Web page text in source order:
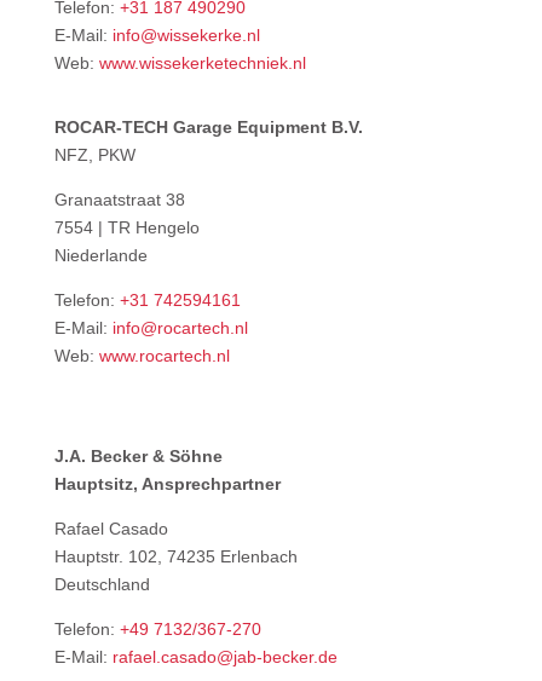
Telefon: +31 187 490290
E-Mail: info@wissekerke.nl
Web: www.wissekerketechniek.nl
ROCAR-TECH Garage Equipment B.V.
NFZ, PKW
Granaatstraat 38
7554 | TR Hengelo
Niederlande
Telefon: +31 742594161
E-Mail: info@rocartech.nl
Web: www.rocartech.nl
J.A. Becker & Söhne
Hauptsitz, Ansprechpartner
Rafael Casado
Hauptstr. 102, 74235 Erlenbach
Deutschland
Telefon: +49 7132/367-270
E-Mail: rafael.casado@jab-becker.de